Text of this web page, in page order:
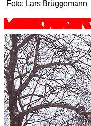
Foto: Lars Brüggemann